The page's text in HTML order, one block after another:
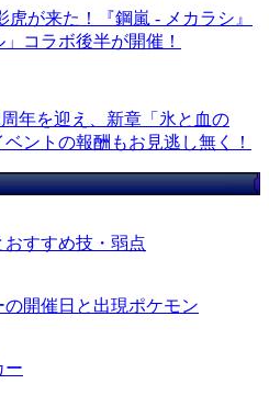
虎が来た！『鋼嵐 - メカラシ』
コラボ後半が開催！
年を迎え、新章「氷と血の
ントの報酬もお見逃し無く！
すすめ技・弱点
開催日と出現ポケモン
ー